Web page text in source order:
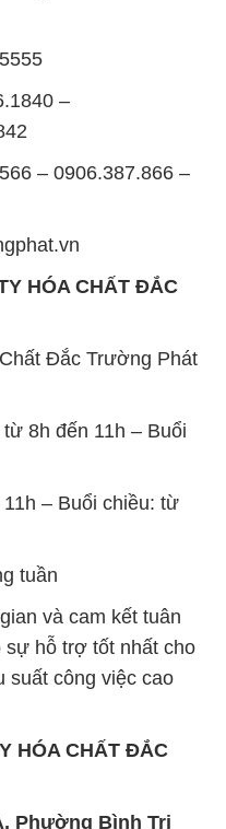
–
– 0906.387.866 –
HÓA CHẤT ĐẮC
Đắc Trường Phát
8h đến 11h – Buổi
– Buổi chiều: từ
tuần
và cam kết tuân
sự hỗ trợ tốt nhất cho
suất công việc cao
HÓA CHẤT ĐẮC
Phường Bình Trị